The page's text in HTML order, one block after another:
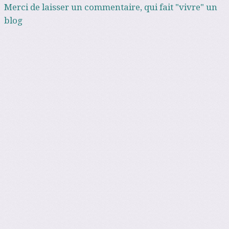
Merci de laisser un commentaire, qui fait "vivre" un
blog